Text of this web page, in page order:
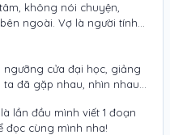
không nói chuyện,
ngoài. Vợ là người tính
ngưỡng cửa đại học, giảng
đã gặp nhau, nhìn nhau
lần đầu mình viết 1 đoạn
đọc cùng mình nha!